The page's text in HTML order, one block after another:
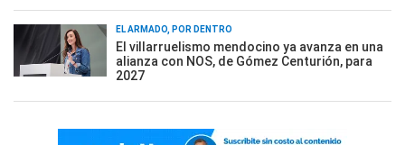
EL ARMADO, POR DENTRO
El villarruelismo mendocino ya avanza en una
alianza con NOS, de Gómez Centurión, para
2027